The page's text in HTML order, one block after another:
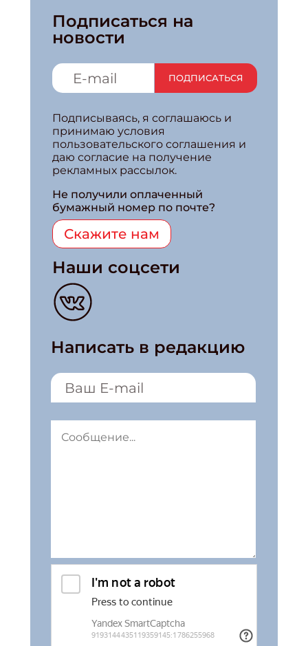
Подписаться на
новости
ПОДПИСАТЬСЯ
Подписываясь, я соглашаюсь и
принимаю условия
пользовательского соглашения и
даю согласие на получение
рекламных рассылок.
Не получили оплаченный
бумажный номер по почте?
Скажите нам
Наши соцсети
Написать в редакцию